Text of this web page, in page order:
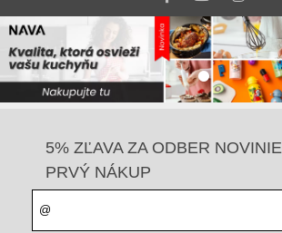
5% ZĽAVA ZA ODBER
PRVÝ NÁKUP